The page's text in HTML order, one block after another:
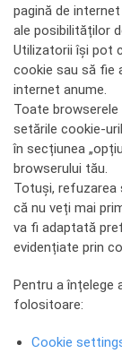
pagină de
ale posibilităților
Utilizatorii își pot
cookie sau să fie
internet anume.
Toate
setările cookie-
în secțiunea
browserului tău.
Totuși, refuzarea
că nu veți mai
va fi adaptată
evidențiate prin
Pentru a înțelege
folositoare:
Cookie